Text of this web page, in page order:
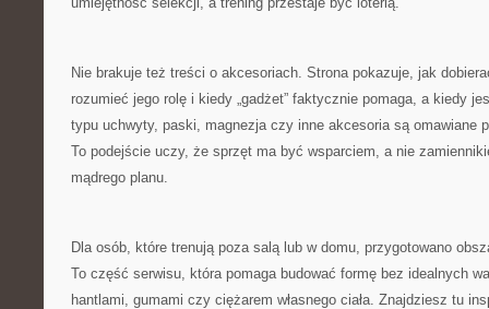
Nie brakuje też treści o akcesoriach. Strona pokazuje, jak
rozumieć jego rolę i kiedy „gadżet” faktycznie pomaga, a kiedy
typu uchwyty, paski, magnezja czy inne akcesoria są omawiane
To podejście uczy, że sprzęt ma być wsparciem, a nie
mądrego planu.
Dla osób, które trenują poza salą lub w domu, przygotowano
To część serwisu, która pomaga budować formę bez idealnych
hantlami, gumami czy ciężarem własnego ciała. Znajdziesz tu